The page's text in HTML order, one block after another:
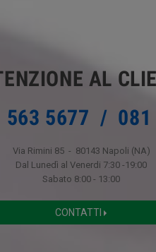
AL
563 5677 / 081
Via Rimini 85 - 80143 Napoli (NA)
Dal Lunedì al Venerdi 7:30 -19:00
Sabato 8:00 - 13:00
CONTATTI